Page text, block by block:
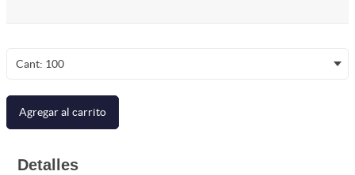
Cant: 100
Agregar al carrito
Detalles